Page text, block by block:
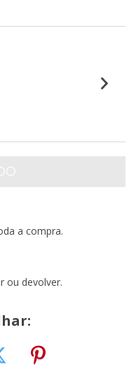
a compra.
ou devolver.